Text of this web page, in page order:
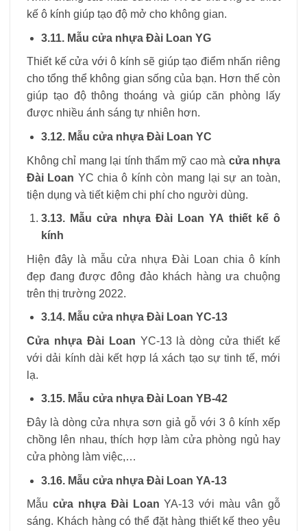
kế ô kính giúp tạo độ mở cho không gian.
3.11. Mẫu cửa nhựa Đài Loan YG
Thiết kế cửa với ô kính sẽ giúp tạo điểm nhấn riêng
cho tổng thể không gian sống của bạn. Hơn thế còn
giúp tạo độ thông thoáng và giúp căn phòng lấy
được nhiều ánh sáng tự nhiên hơn.
3.12. Mẫu cửa nhựa Đài Loan YC
Không chỉ mang lại tính thẩm mỹ cao mà cửa nhựa
Đài Loan YC chia ô kính còn mang lại sự an toàn,
tiện dụng và tiết kiệm chi phí cho người dùng.
3.13. Mẫu cửa nhựa Đài Loan YA thiết kế ô
kính
Hiện đây là mẫu cửa nhựa Đài Loan chia ô kính
đẹp đang được đông đảo khách hàng ưa chuộng
trên thị trường 2022.
3.14. Mẫu cửa nhựa Đài Loan YC-13
Cửa nhựa Đài Loan YC-13 là dòng cửa thiết kế
với dải kính dài kết hợp lá xách tạo sự tinh tế, mới
lạ.
3.15. Mẫu cửa nhựa Đài Loan YB-42
Đây là dòng cửa nhựa sơn giả gỗ với 3 ô kính xếp
chồng lên nhau, thích hợp làm cửa phòng ngủ hay
cửa phòng làm việc,…
3.16. Mẫu cửa nhựa Đài Loan YA-13
Mẫu cửa nhựa Đài Loan YA-13 với màu vân gỗ
sáng. Khách hàng có thể đặt hàng thiết kế theo yêu